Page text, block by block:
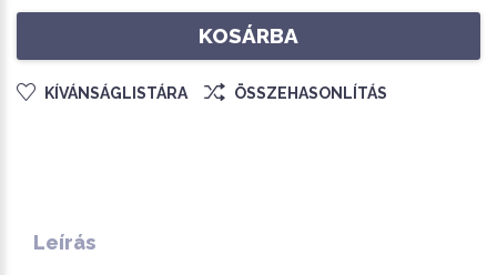
KOSÁRBA
KÍVÁNSÁGLISTÁRA ÖSSZEHASONLÍTÁS
Leírás